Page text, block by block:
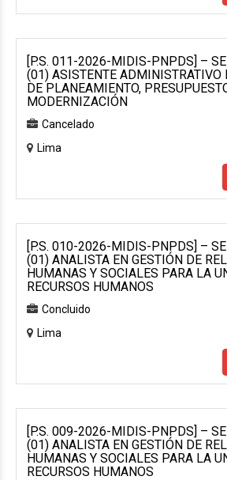
[P.S. 011-2026-MIDIS-PNPDS] –
(01) ASISTENTE ADMINISTRATIVO
DE PLANEAMIENTO,
MODERNIZACIÓN
Cancelado
Lima
[P.S. 010-2026-MIDIS-PNPDS] –
(01) ANALISTA EN GESTIÓN DE
HUMANAS Y SOCIALES PARA LA
RECURSOS HUMANOS
Concluido
Lima
[P.S. 009-2026-MIDIS-PNPDS] –
(01) ANALISTA EN GESTIÓN DE
HUMANAS Y SOCIALES PARA LA
RECURSOS HUMANOS